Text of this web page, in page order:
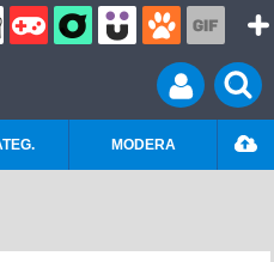
MODERA